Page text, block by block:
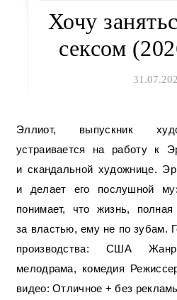
Хочу
сексом
Эллиот, выпускник художественной школы,
устраивается на работу к
и скандальной художнице.
и делает его послушной
понимает, что жизнь,
за властью, ему не по зубам.
производства: США
мелодрама, комедия
видео: Отличное + без